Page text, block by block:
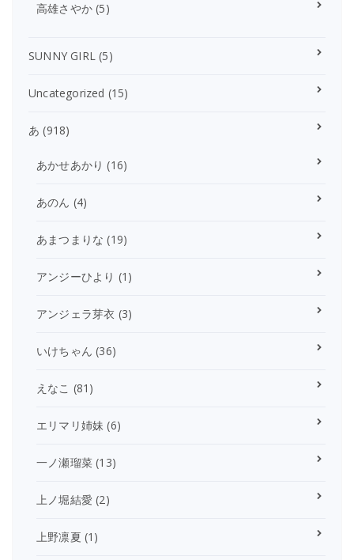
高雄さやか (5)
SUNNY GIRL (5)
Uncategorized (15)
あ (918)
あかせあかり (16)
あのん (4)
あまつまりな (19)
アンジーひより (1)
アンジェラ芽衣 (3)
いけちゃん (36)
えなこ (81)
エリマリ姉妹 (6)
一ノ瀬瑠菜 (13)
上ノ堀結愛 (2)
上野凛夏 (1)